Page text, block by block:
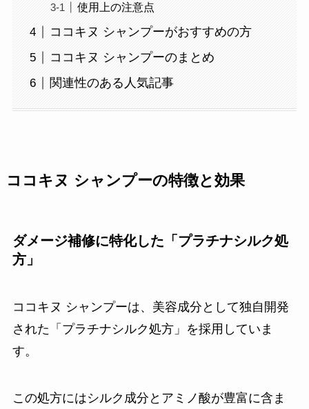
使用上の注意点
ココキヌ シャンプーがおすすめの方
ココキヌ シャンプーのまとめ
関連性のある人気記事
ココキヌ シャンプーの特徴と効果
ダメージ補修に特化した「プラチナシルク処
方」
ココキヌ シャンプーは、美容成分として独自開発
された「プラチナシルク処方」を採用していま
す。
この処方にはシルク成分とアミノ酸が豊富に含ま